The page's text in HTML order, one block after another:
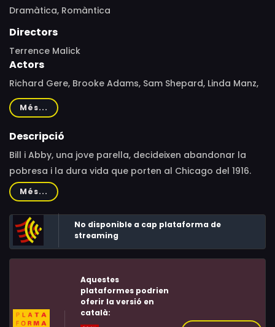
Dramàtica, Romàntica
Directors
Terrence Malick
Actors
Richard Gere, Brooke Adams, Sam Shepard, Linda Manz,
Robert J. Wilke, Jackie Shultis, Stuart Margolin, Timothy
Scott, Gene Bell, Doug Kershaw, Richard Libertini, Frenchie
Lemond, Sahbra Markus, Bob Wilson, Muriel Jolliffe, John
Més...
Descripció
Bill i Abby, una jove parella, decideixen abandonar la
pobresa i la dura vida que porten al Chicago del 1916.
Tots dos i Linda, la germana de Bill, viatgen cap a les
grans camps de blat de Texas, on troben feina com a
bracers a una granja. Recollida la collita, el jove i ben
patró, a qui fan creure que tots tres són germans, els
demana que es quedin perquè s'ha enamorat d'Abby.
Més...
No disponible a cap plataforma de
streaming
Aquestes
plataformes podrien
oferir la versió en
català: